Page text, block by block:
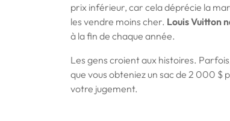
prix inférieur, car cela déprécie la
les vendre moins cher. Louis Vuitton
à la fin de chaque année.
Les gens croient aux histoires.
que vous obteniez un sac de 2 000
votre jugement.